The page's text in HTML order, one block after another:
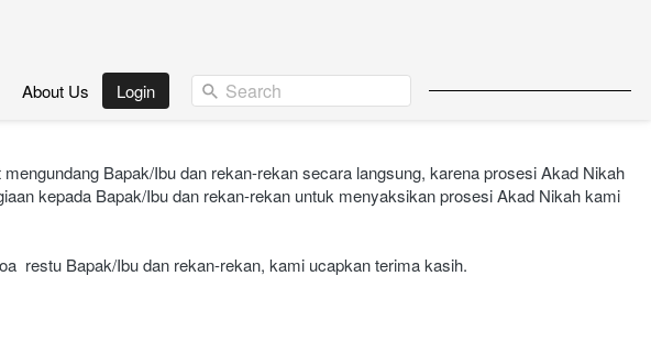
About Us `Login Search
Bapak/Ibu dan rekan-rekan secara langsung, karena prosesi Akad Nikah
kepada Bapak/Ibu dan rekan-rekan untuk menyaksikan prosesi Akad Nikah kami
restu Bapak/Ibu dan rekan-rekan, kami ucapkan terima kasih.